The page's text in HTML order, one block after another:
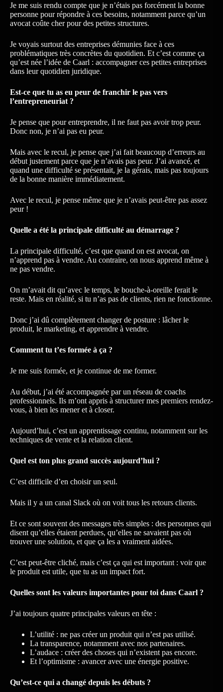
Je me suis rendu compte que je n’étais pas forcément la bonne
personne pour répondre à ces besoins, notamment parce qu’un
avocat coûte cher pour des petites structures.
Je voyais surtout des entreprises démunies face à ces
problématiques très concrètes du quotidien. Et c’est comme ça
qu’est née l’idée de Caarl : accompagner ces petites entreprises
dans leur quotidien juridique.
Est-ce que tu as eu peur de franchir le pas vers
l’entrepreneuriat ?
Je pense que pour entreprendre, il ne faut pas avoir trop peur.
Donc non, je n’ai pas eu peur.
Mais avec le recul, je pense que j’ai fait beaucoup d’erreurs au
début justement parce que je n’avais pas peur. J’ai avancé, et
quand une difficulté se présentait, je la gérais, mais pas toujours
de la bonne manière immédiatement.
Avec le recul, je pense même que je n’avais peut-être pas assez
peur !
Quelle a été la principale difficulté au démarrage ?
La principale difficulté, c’est que quand on est avocat, on
n’apprend pas à vendre. Au contraire, on nous apprend même à
ne pas vendre.
On m’avait dit qu’avec le temps, le bouche-à-oreille ferait le
reste. Mais en réalité, si tu n’as pas de clients, rien ne fonctionne.
Donc j’ai dû complètement changer de posture : lâcher le
produit, le marketing, et apprendre à vendre.
Comment tu t’es formée à ça ?
Je me suis formée, et je continue de me former.
Au début, j’ai été accompagnée par un réseau de coachs
professionnels. Ils m’ont appris à structurer mes premiers rendez-
vous, à bien les mener et à closer.
Aujourd’hui, c’est un apprentissage continu, notamment sur les
techniques de vente et la relation client.
Quel est ton plus grand succès aujourd’hui ?
C’est difficile d’en choisir un seul.
Mais il y a un canal Slack où on voit tous les retours clients.
Et ce sont souvent des messages très simples : des personnes qui
disent qu’elles étaient perdues, qu’elles ne savaient pas où
trouver une solution, et que ça les a vraiment aidées.
C’est peut-être cliché, mais c’est ça qui est important : voir que
le produit est utile, que tu as un impact fort.
Quelles sont les valeurs importantes pour toi dans Caarl ?
J’ai toujours quatre principales valeurs en tête :
L’utilité : ne pas créer un produit qui n’est pas utilisé.
La transparence, notamment avec nos partenaires.
L’audace : créer des choses qui n’existent pas encore.
Et l’optimisme : avancer avec une énergie positive.
Qu’est-ce qui a changé depuis les débuts ?